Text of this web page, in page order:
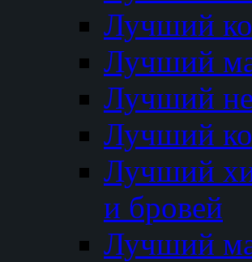
Лучший
Лучший
Лучший
Лучший
Лучший
и бровей
Лучший